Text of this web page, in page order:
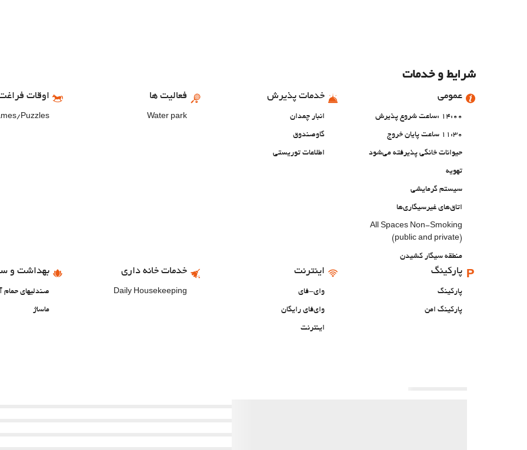
شرایط و خدمات
عمومی
14:00 :ساعت شروع پذیرش
11:30 ساعت پایان خروج
حیوانات خانگی پذیرفته می‌شود
تهویه
سیستم گرمایشی
اتاق‌های غیرسیگاری‌ها
All Spaces Non-Smoking
(public and private)
منطقه سیگار کشیدن
خدمات پذیرش
انبار چمدان
گاوصندوق
اطلاعات توریستی
فعالیت ها
Water park
اوقات
Puzzles
پارکینگ
پارکینگ
پارکینگ امن
اینترنت
وای-فای
وای‌فای رایگان
اینترنت
خدمات خانه داری
Daily Housekeeping
بهداشت و
صندلیهای حمام
ماساژ